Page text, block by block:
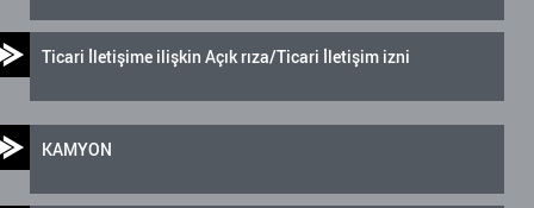
Ticari İletişime ilişkin Açık rıza/Ticari İletişim izni
KAMYON